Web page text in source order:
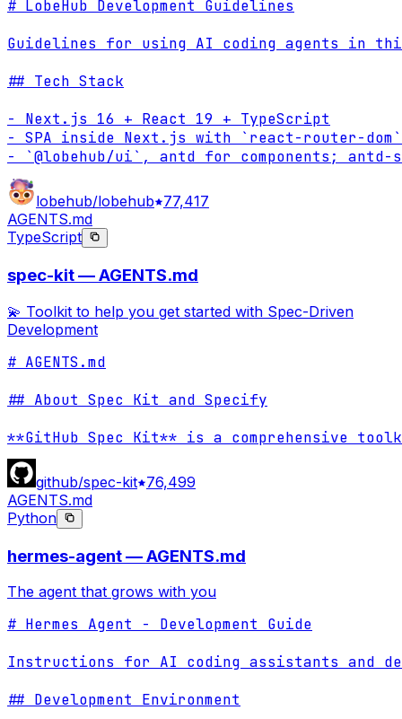
# LobeHub Development Guidelines
Guidelines for using AI coding agents in
## Tech Stack
- Next.js 16 + React 19 + TypeScript
- SPA inside Next.js with `react-router-dom`
- `@lobehub/ui`, antd for components;
lobehub/lobehub 77,417
AGENTS.md
TypeScript
spec-kit — AGENTS.md
💫 Toolkit to help you get started with Spec-Driven
Development
# AGENTS.md
## About Spec Kit and Specify
**GitHub Spec Kit** is a comprehensive
github/spec-kit 76,499
AGENTS.md
Python
hermes-agent — AGENTS.md
The agent that grows with you
# Hermes Agent - Development Guide
Instructions for AI coding assistants and
## Development Environment